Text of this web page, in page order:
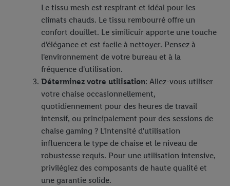
Le tissu mesh est respirant et idéal pour les
climats chauds. Le tissu rembourré offre un
confort douillet. Le similicuir apporte une touche
d'élégance et est facile à nettoyer. Pensez à
l'environnement de votre bureau et à la
fréquence d'utilisation.
Déterminez votre utilisation: Allez-vous utiliser
votre chaise occasionnellement,
quotidiennement pour des heures de travail
intensif, ou principalement pour des sessions de
chaise gaming ? L'intensité d'utilisation
influencera le type de chaise et le niveau de
robustesse requis. Pour une utilisation intensive,
privilégiez des composants de haute qualité et
une garantie solide.